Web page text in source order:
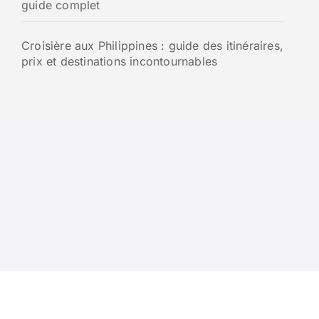
guide complet
Croisière aux Philippines : guide des itinéraires,
prix et destinations incontournables